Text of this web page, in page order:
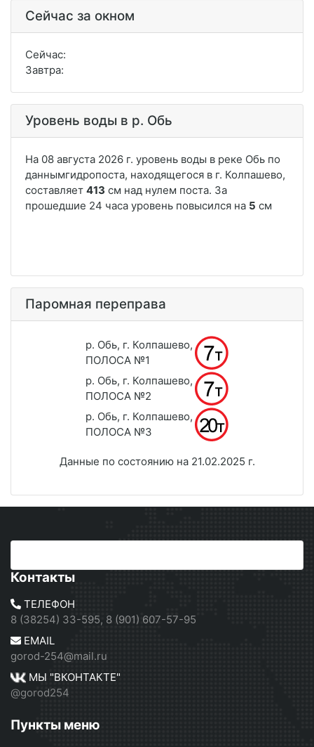
Сейчас за окном
Сейчас:
Завтра:
Уровень воды в р. Обь
Паромная переправа
р. Обь, г. Колпашево,
ПОЛОСА №1
р. Обь, г. Колпашево,
ПОЛОСА №2
р. Обь, г. Колпашево,
ПОЛОСА №3
Данные по состоянию на 21.02.2025 г.
Контакты
ТЕЛЕФОН
8 (38254) 33-595, 8 (901) 607-57-95
EMAIL
gorod-254@mail.ru
МЫ "ВКОНТАКТЕ"
@gorod254
Пункты меню